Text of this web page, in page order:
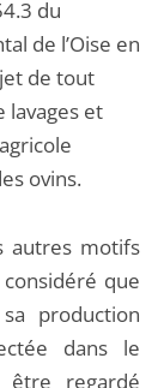
du
de l’Oise en
de tout
lavages et
ovins.
autres motifs
que
production
dans le
être regardé